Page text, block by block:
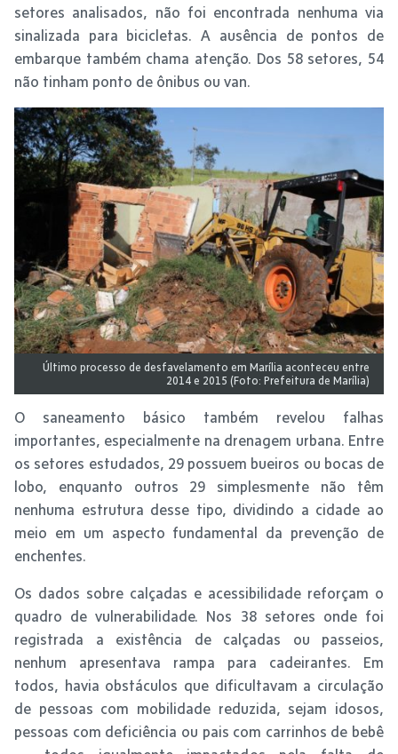
setores analisados, não foi encontrada nenhuma via
sinalizada para bicicletas. A ausência de pontos de
embarque também chama atenção. Dos 58 setores, 54
não tinham ponto de ônibus ou van.
Último processo de desfavelamento em Marília aconteceu entre
2014 e 2015 (Foto: Prefeitura de Marília)
O saneamento básico também revelou falhas
importantes, especialmente na drenagem urbana. Entre
os setores estudados, 29 possuem bueiros ou bocas de
lobo, enquanto outros 29 simplesmente não têm
nenhuma estrutura desse tipo, dividindo a cidade ao
meio em um aspecto fundamental da prevenção de
enchentes.
Os dados sobre calçadas e acessibilidade reforçam o
quadro de vulnerabilidade. Nos 38 setores onde foi
registrada a existência de calçadas ou passeios,
nenhum apresentava rampa para cadeirantes. Em
todos, havia obstáculos que dificultavam a circulação
de pessoas com mobilidade reduzida, sejam idosos,
pessoas com deficiência ou pais com carrinhos de bebê